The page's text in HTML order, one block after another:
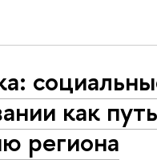
как
региона